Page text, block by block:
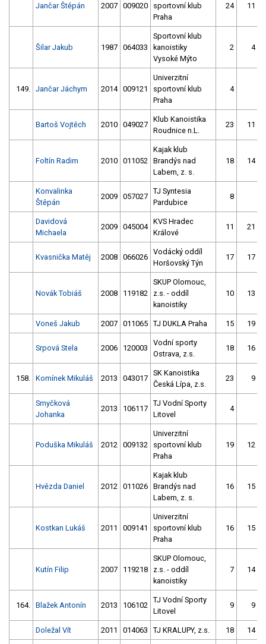
Jančar Štěpán 2007 009020
sportovní klub
Praha
24 11
Šilar Jakub 1987 064033
Sportovní klub
kanoistiky
Vysoké Mýto
2 4
149. Jančar Jáchym 2014 009121
Univerzitní
sportovní klub
Praha
4
Bartoš Vojtěch 2010 049027
Klub Kanoistika
Roudnice n.L.
23 11
Foltín Radim 2010 011052
Kajak klub
Brandýs nad
Labem, z. s.
18 14
Konvalinka
Štěpán
2009 057027
TJ Syntesia
Pardubice
8
Davidová
Michaela
2009 045004
KVS Hradec
Králové
11 21
Kvasnička Matěj 2008 066026
Vodácký oddíl
Horšovský Týn
17 17
Novák Tobiáš 2008 119182
SKUP Olomouc,
z.s. - oddíl
kanoistiky
10 13
Voneš Jakub 2007 011065 TJ DUKLA Praha 15 19
Srpová Stela 2006 120003
Vodní sporty
Ostrava, z.s.
18 16
158. Komínek Mikuláš 2013 043017
SK Kanoistika
Česká Lípa, z.s.
23 9
Smyčková
Johanka
2013 106117
TJ Vodní Sporty
Litovel
4
Poduška Mikuláš 2012 009132
Univerzitní
sportovní klub
Praha
19 12
Hvězda Daniel 2012 011026
Kajak klub
Brandýs nad
Labem, z. s.
16 15
Kostkan Lukáš 2011 009141
Univerzitní
sportovní klub
Praha
16 15
Kutín Filip 2007 119218
SKUP Olomouc,
z.s. - oddíl
kanoistiky
7 14
164. Blažek Antonín 2013 106102
TJ Vodní Sporty
Litovel
9 9
Doležal Vít 2011 014063 TJ KRALUPY, z.s. 18 14